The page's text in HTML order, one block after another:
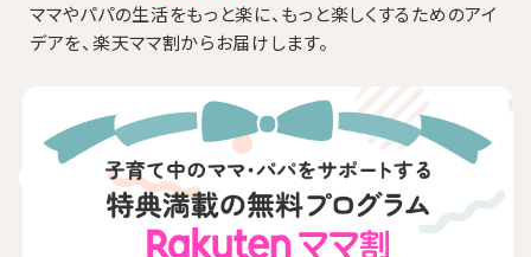
ママやパパの生活をもっと楽に、もっと楽しくするためのアイ
デアを、楽天ママ割からお届けします。